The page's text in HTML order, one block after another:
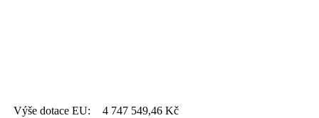
Výše dotace EU: 4 747 549,46 Kč